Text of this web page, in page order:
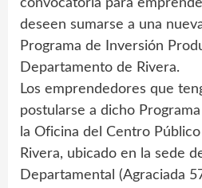
convocatoria para
deseen sumarse a una
Programa de Inversión
Departamento de Rivera.
Los emprendedores que
postularse a dicho
la Oficina del Centro
Rivera, ubicado en la sede
Departamental (Agraciada